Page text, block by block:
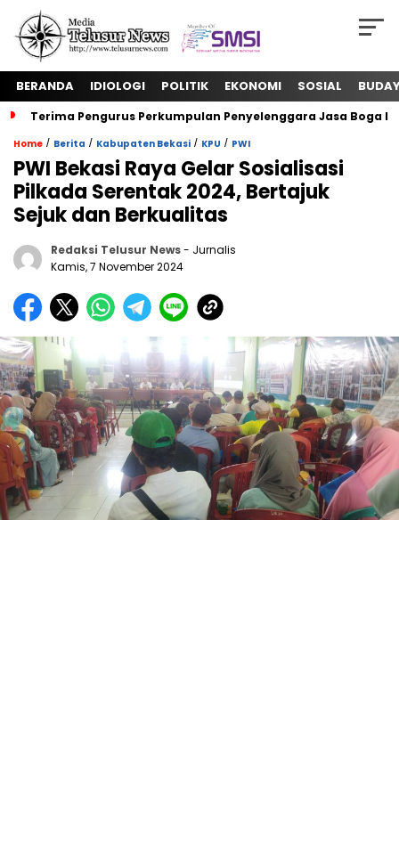
BERANDA IDIOLOGI POLITIK EKONOMI SOSIAL
Terima Pengurus Perkumpulan Penyelenggara Jasa Boga
Home / Berita / Kabupaten Bekasi / KPU / PWI
PWI Bekasi Raya Gelar Sosialisasi
Pilkada Serentak 2024, Bertajuk
Sejuk dan Berkualitas
Redaksi Telusur News- Jurnalis
Kamis, 7 November 2024